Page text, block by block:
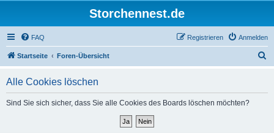
Storchennest.de
FAQ Anmelden
Registrieren
Startseite Foren-Übersicht
Alle Cookies löschen
Sind Sie sich sicher, dass Sie alle Cookies des Boards löschen möchten?